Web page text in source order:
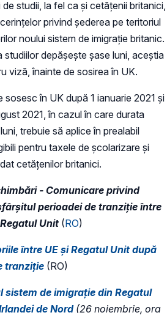
studii, la fel ca și cetățenii britanici,
privind șederea pe teritoriul
noului sistem de imigrație britanic.
studiilor depășește șase luni, aceștia
viză, înainte de sosirea în UK.
în UK după 1 ianuarie 2021 și
2021, în cazul în care durata
trebuie să aplice în prealabil
pentru taxele de școlarizare și
cetățenilor britanici.
- Comunicare privind
perioadei de tranziție între
Unit (RO)
între UE și Regatul Unit după
tranziție (RO)
sistem de imigrație din Regatul
de Nord (26 noiembrie, ora